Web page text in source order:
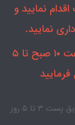
نمایید و
نمایید.
جهت تماس با پشتیبانی فقط از ساعت ۱۰ صبح تا ۵
ارسال فوری از طریق الو پیک یک روزه و از طریق پست ۳ تا ۵ روز